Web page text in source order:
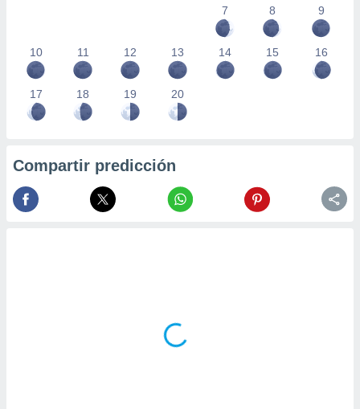
7
8 9
10 11 12 13 14 15 16
17 18 19 20
Compartir predicción